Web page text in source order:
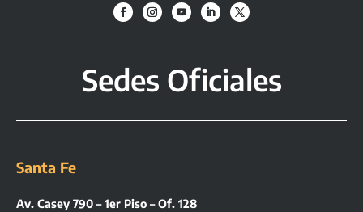
Sedes Oficiales
Santa Fe
Av. Casey 790 – 1er Piso – Of. 128